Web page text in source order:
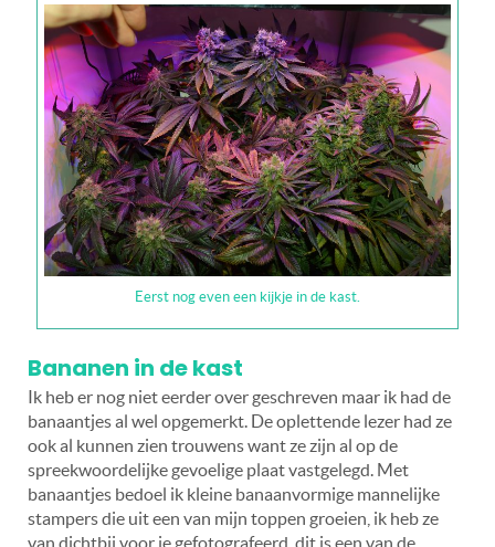
Eerst nog even een kijkje in de kast.
Bananen in de kast
Ik heb er nog niet eerder over geschreven maar ik had de
banaantjes al wel opgemerkt. De oplettende lezer had ze
ook al kunnen zien trouwens want ze zijn al op de
spreekwoordelijke gevoelige plaat vastgelegd. Met
banaantjes bedoel ik kleine banaanvormige mannelijke
stampers die uit een van mijn toppen groeien, ik heb ze
van dichtbij voor je gefotografeerd, dit is een van de